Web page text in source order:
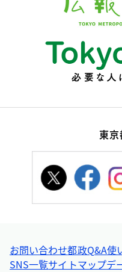
東
お問い合わせ都政Q&A使
SNS一覧サイトマップデ